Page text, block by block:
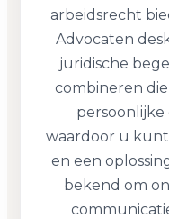
arbeidsrecht
Advocaten
juridische
combineren
waardoor u
en een
bekend om